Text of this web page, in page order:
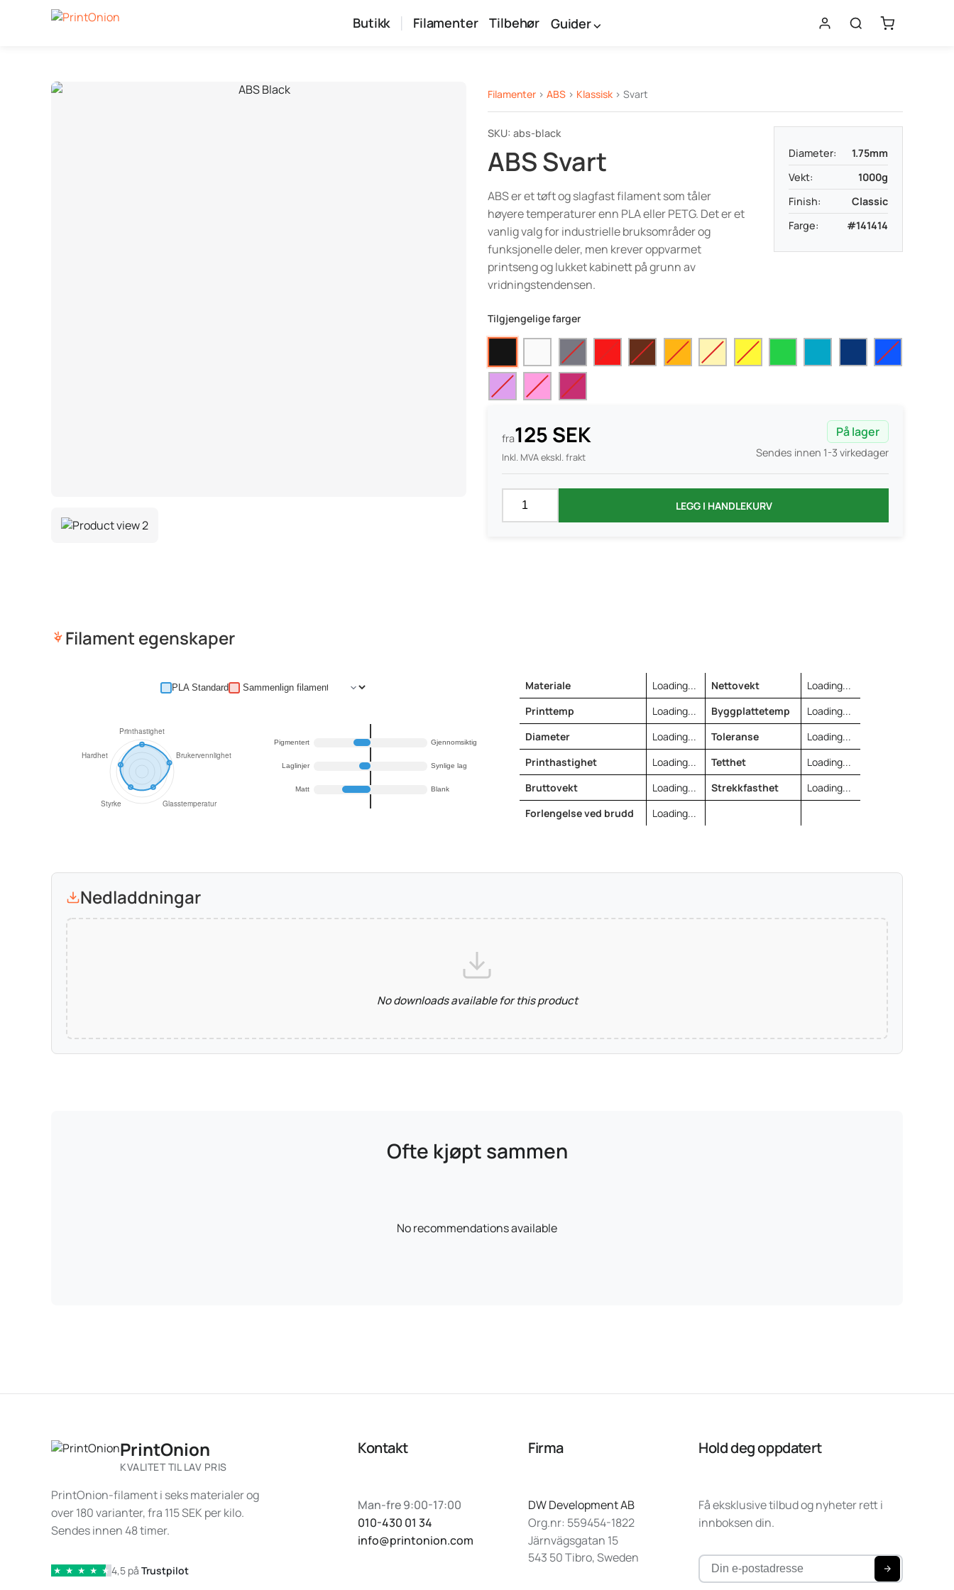
Butikk Filamenter Tilbehør Guider
Filamenter > ABS > Klassisk > Svart
SKU: abs-black
ABS Svart
ABS er et tøft og slagfast filament som tåler
høyere temperaturer enn PLA eller PETG. Det er et
vanlig valg for industrielle bruksområder og
funksjonelle deler, men krever oppvarmet
printseng og lukket kabinett på grunn av
vridningstendensen.
Diameter:
1.75mm
Vekt:
1000g
Finish:
Classic
Farge:
#141414
Tilgjengelige farger
fra125 SEK
Inkl. MVA ekskl. frakt
På lager
Sendes innen 1-3 virkedager
LEGG I HANDLEKURV
Filament egenskaper
PLA Standard
Pigmentert Gjennomsiktig
Laglinjer Synlige lag
Matt Blank
Materiale Loading... Nettovekt
Loading...
Printtemp
Loading... Byggplattetemp
Loading...
Diameter
Loading... Toleranse
Loading...
Printhastighet
Loading... Tetthet
Loading...
Bruttovekt
Loading... Strekkfasthet
Loading...
Forlengelse ved brudd
Loading...
Nedladdningar
No downloads available for this product
Ofte kjøpt sammen
No recommendations available
PrintOnion
KVALITET TIL LAV PRIS
PrintOnion-filament i seks materialer og
over 180 varianter, fra 115 SEK per kilo.
Sendes innen 48 timer.
★ ★ ★ ★ ★ 4,5 på Trustpilot
Kontakt
Man-fre 9:00-17:00
010-430 01 34
info@printonion.com
Firma
DW Development AB
Org.nr: 559454-1822
Järnvägsgatan 15
543 50 Tibro, Sweden
Hold deg oppdatert
Få eksklusive tilbud og nyheter rett i
innboksen din.